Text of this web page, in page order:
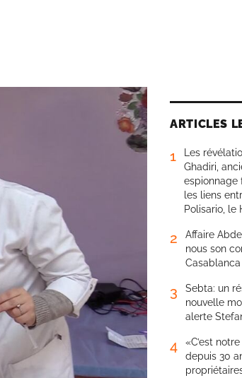
ARTICLES
1
Les
Ghadiri,
espionnage
les liens
Polisario, le
2
Affaire
nous son
Casablanca
3
Sebta: un
nouvelle
alerte
4
«C’est
depuis 30